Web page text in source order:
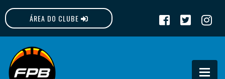
ÁREA DO CLUBE
FPB